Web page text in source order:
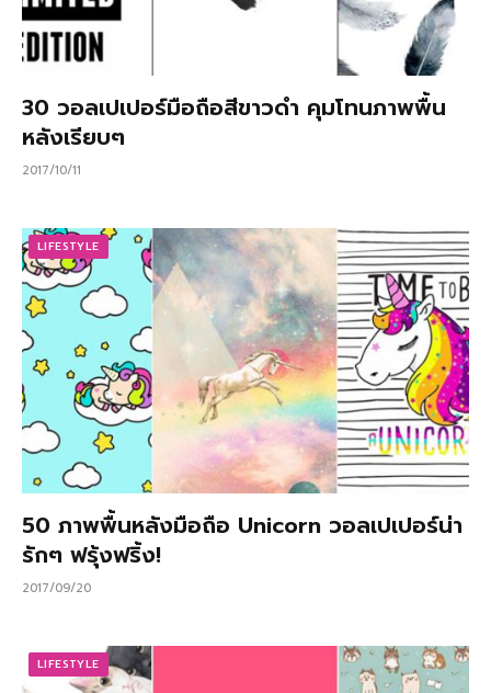
30 วอลเปเปอร์มือถือสีขาวดำ คุมโทนภาพพื้น
หลังเรียบๆ
2017/10/11
LIFESTYLE
50 ภาพพื้นหลังมือถือ Unicorn วอลเปเปอร์น่า
รักๆ ฟรุ้งฟริ้ง!
2017/09/20
LIFESTYLE